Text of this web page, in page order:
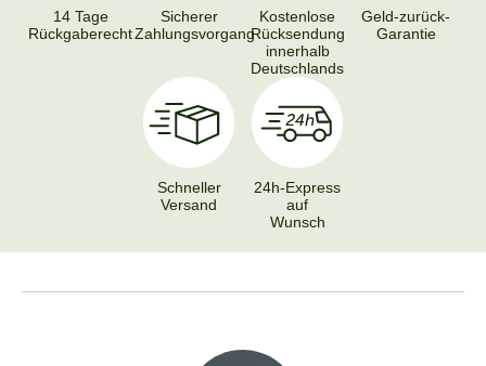
14 Tage
Rückgaberecht
Sicherer
Zahlungsvorgang
Kostenlose
Rücksendung
innerhalb
Deutschlands
Geld-zurück-
Garantie
Schneller
Versand
24h-Express
auf
Wunsch